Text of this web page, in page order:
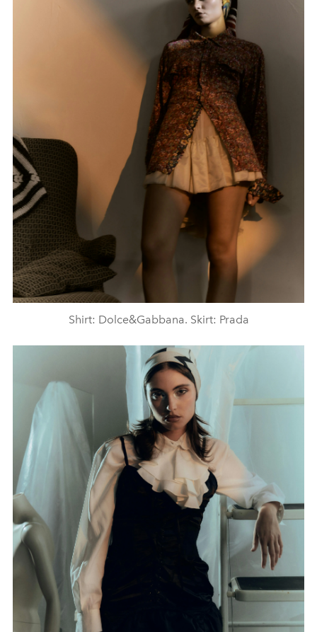
Shirt: Dolce&Gabbana. Skirt: Prada